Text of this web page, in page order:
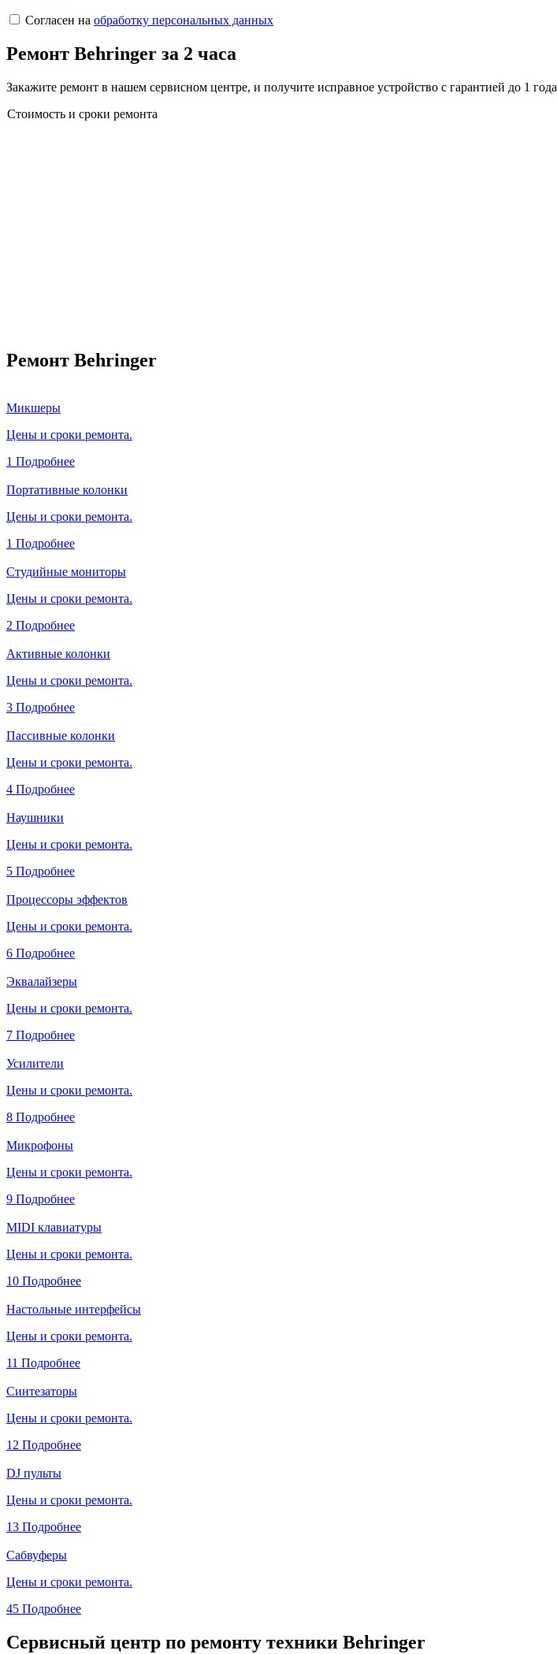
Согласен на обработку персональных данных
Ремонт Behringer за 2 часа
Закажите ремонт в нашем сервисном центре, и получите исправное устройство с гарантией до 1 года
Стоимость и сроки ремонта
Ремонт Behringer
Микшеры
Цены и сроки ремонта.
1 Подробнее
Портативные колонки
Цены и сроки ремонта.
1 Подробнее
Студийные мониторы
Цены и сроки ремонта.
2 Подробнее
Активные колонки
Цены и сроки ремонта.
3 Подробнее
Пассивные колонки
Цены и сроки ремонта.
4 Подробнее
Наушники
Цены и сроки ремонта.
5 Подробнее
Процессоры эффектов
Цены и сроки ремонта.
6 Подробнее
Эквалайзеры
Цены и сроки ремонта.
7 Подробнее
Усилители
Цены и сроки ремонта.
8 Подробнее
Микрофоны
Цены и сроки ремонта.
9 Подробнее
MIDI клавиатуры
Цены и сроки ремонта.
10 Подробнее
Настольные интерфейсы
Цены и сроки ремонта.
11 Подробнее
Синтезаторы
Цены и сроки ремонта.
12 Подробнее
DJ пульты
Цены и сроки ремонта.
13 Подробнее
Сабвуферы
Цены и сроки ремонта.
45 Подробнее
Сервисный центр по ремонту техники Behringer